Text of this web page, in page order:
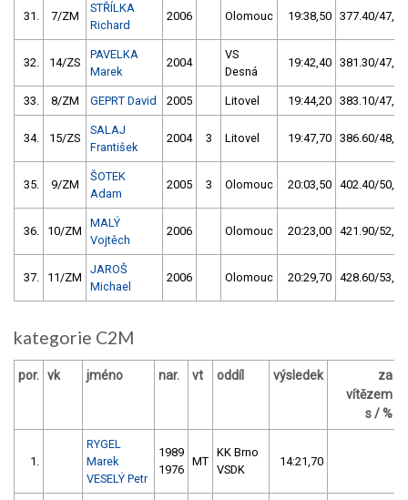
31. 7/ZM
STŘÍLKA
Richard
2006 Olomouc 19:38,50 377.40/47,1
32. 14/ZS
PAVELKA
Marek
2004
VS
Desná
19:42,40 381.30/47,6
33. 8/ZM GEPRT David 2005 Litovel 19:44,20 383.10/47,8
34. 15/ZS
SALAJ
František
2004 3 Litovel 19:47,70 386.60/48,3
35. 9/ZM
ŠOTEK
Adam
2005 3 Olomouc 20:03,50 402.40/50,2
36. 10/ZM
MALÝ
Vojtěch
2006 Olomouc 20:23,00 421.90/52,7
37. 11/ZM
JAROŠ
Michael
2006 Olomouc 20:29,70 428.60/53,5
kategorie C2M
por. vk jméno nar. vt oddíl výsledek
za
vítězem
s / %
1.
RYGEL
Marek
VESELÝ Petr
1989
1976
MT
KK Brno
VSDK
14:21,70